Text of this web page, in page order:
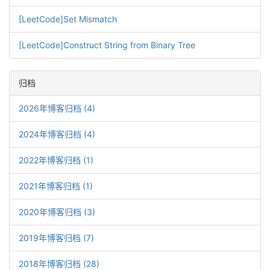
[LeetCode]Set Mismatch
[LeetCode]Construct String from Binary Tree
归档
2026年博客归档 (4)
2024年博客归档 (4)
2022年博客归档 (1)
2021年博客归档 (1)
2020年博客归档 (3)
2019年博客归档 (7)
2018年博客归档 (28)